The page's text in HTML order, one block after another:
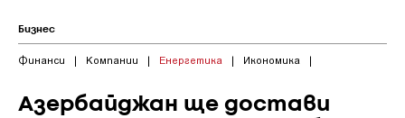
Бизнес
Финанси | Компании | Енергетика | Икономика |
Азербайджан ще достави